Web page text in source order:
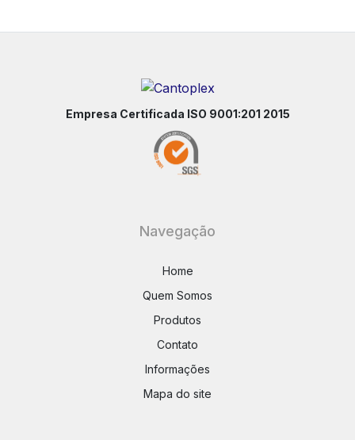
Empresa Certificada ISO 9001:201 2015
Navegação
Home
Quem Somos
Produtos
Contato
Informações
Mapa do site